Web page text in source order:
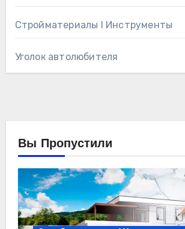
Стройматериалы l Инструменты
Уголок автолюбителя
Вы Пропустили